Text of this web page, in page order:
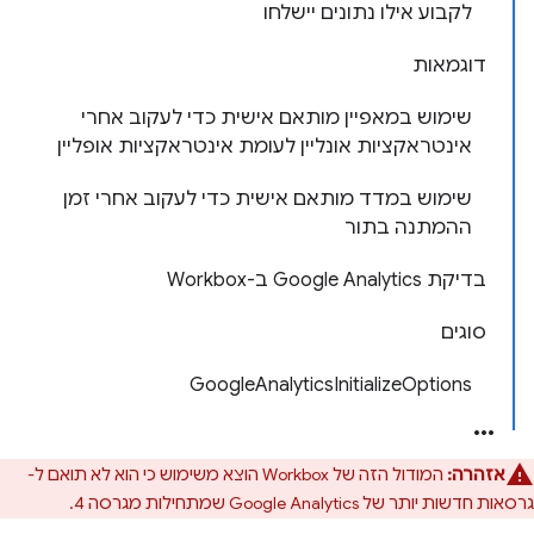
לקבוע אילו נתונים יישלחו
דוגמאות
שימוש במאפיין מותאם אישית כדי לעקוב אחרי
אינטראקציות אונליין לעומת אינטראקציות אופליין
שימוש במדד מותאם אישית כדי לעקוב אחרי זמן
ההמתנה בתור
בדיקת Google Analytics ב-Workbox
סוגים
GoogleAnalyticsInitializeOptions
אזהרה:
המודול הזה של Workbox הוצא משימוש כי הוא לא תואם ל-
גרסאות חדשות יותר של Google Analytics שמתחילות מגרסה 4.